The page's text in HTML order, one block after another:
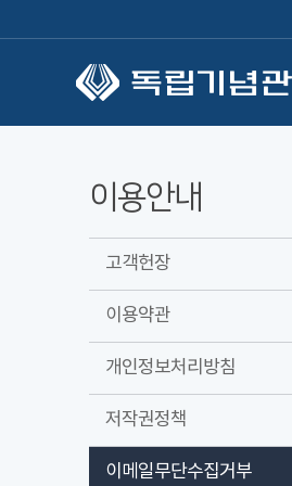
이용안내
고객헌장
이용약관
개인정보처리방침
저작권정책
이메일무단수집거부